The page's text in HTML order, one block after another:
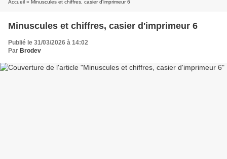
Accueil » Minuscules et chiffres, casier d'imprimeur 6
Minuscules et chiffres, casier d'imprimeur 6
Publié le 31/03/2026 à 14:02
Par Brodev